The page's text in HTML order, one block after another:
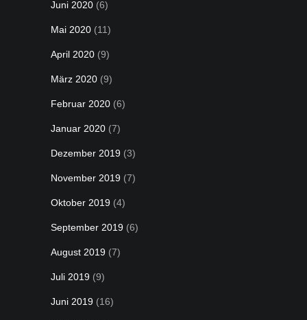
Juni 2020 (6)
Mai 2020 (11)
April 2020 (9)
März 2020 (9)
Februar 2020 (6)
Januar 2020 (7)
Dezember 2019 (3)
November 2019 (7)
Oktober 2019 (4)
September 2019 (6)
August 2019 (7)
Juli 2019 (9)
Juni 2019 (16)